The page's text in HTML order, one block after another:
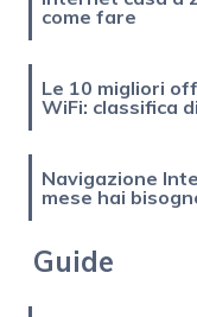
come fare
Le 10 migliori
WiFi: classifica
Navigazione
mese hai
Guide